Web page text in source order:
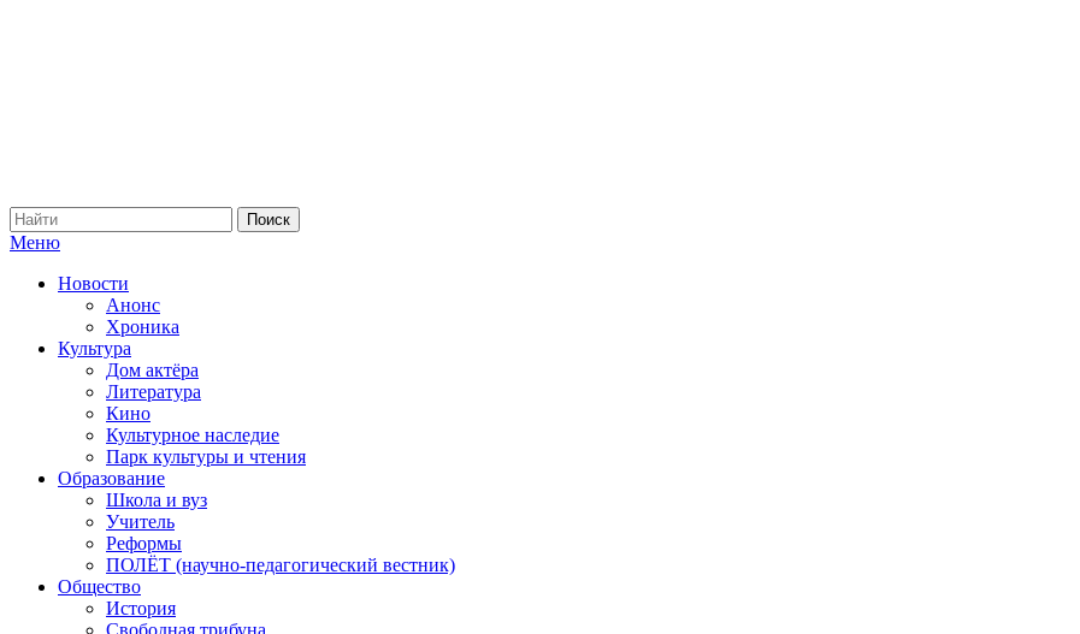
Меню
Новости
Анонс
Хроника
Культура
Дом актёра
Литература
Кино
Культурное наследие
Парк культуры и чтения
Образование
Школа и вуз
Учитель
Реформы
ПОЛЁТ (научно-педагогический вестник)
Общество
История
Свободная трибуна